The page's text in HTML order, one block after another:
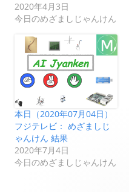
2020年4月3日
今日のめざましじゃんけん
本日（2020年07月04日）
フジテレビ： めざましじ
ゃんけん 結果
2020年7月4日
今日のめざましじゃんけん